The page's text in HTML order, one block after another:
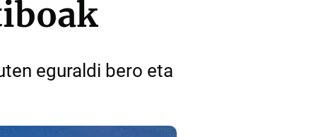
eguraldi bero eta